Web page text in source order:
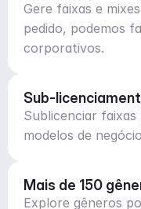
Gere faixas e
pedido, podemos
corporativos.
Sub-
Sublicenciar
modelos de
Mais de 150
Explore gêneros